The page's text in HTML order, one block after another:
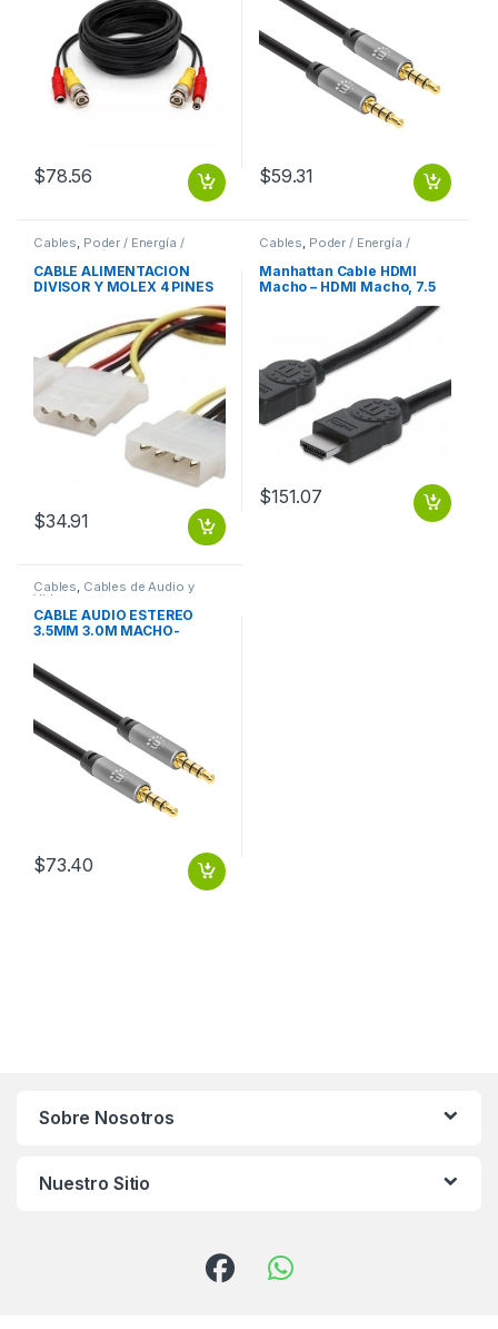
$78.56 $59.31
Cables, Poder / Energía /
Alimentación
CABLE ALIMENTACION
DIVISOR Y MOLEX 4 PINES
MOLEX 4 PINES A DUAL
MOLEX HEMBRA
$34.91
Cables, Poder / Energía /
Alimentación
Manhattan Cable HDMI
Macho – HDMI Macho, 7.5
$151.07
Cables, Cables de Audio y
Video
CABLE AUDIO ESTEREO
3.5MM 3.0M MACHO-
$73.40
Sobre Nosotros
Nuestro Sitio